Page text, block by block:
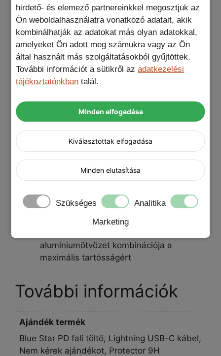
hirdető- és elemező partnereinkkel megosztjuk az
Ön weboldalhasználatra vonatkozó adatait, akik
kombinálhatják az adatokat más olyan adatokkal,
amelyeket Ön adott meg számukra vagy az Ön
által használt más szolgáltatásokból gyűjtöttek.
További információt a sütikről azadatkezelési
tájékoztatónkban talál.
Minden elfogadása
Kiválasztottak elfogadása
Minden elutasítása
Szükséges
Analitika
Marketing
Az egyedi tömítésnek köszönhetően a tok
ellenáll a homok, por és víz okozta
behatásoknak. Nem kell aggódnod a
szabadban sem – legyen szó esőről vagy
véletlen vízbe esésről, ez a telefontok mindig
megbízható társad lesz.
Tökéletes illeszkedés és funkcionális dizájn
A telefontok kialakítása kifejezetten az iPhone-
hoz igazodik, biztosítva, hogy minden gomb,
maradjon. A tok nemcsak védi a készüléket,
hanem stílusos megjelenést is kölcsönöz neki.
Prémium anyagok és teljes körű védelem
Teljes védelemmel ellátott fém alumínium
tok
Karcolásgátló és porálló kivitel
alumíniumötvözet kombinációja a
maximális tartósságért
További információk
Ajándék termék
Blue Star PD fali töltő, Lightning USB-C kábel,
Nem kérek ajándékot, Protector 9H